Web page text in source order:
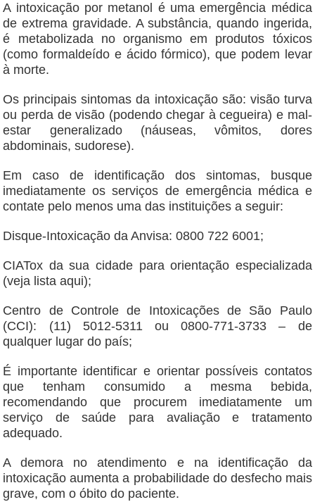
A intoxicação por metanol é uma emergência médica
de extrema gravidade. A substância, quando ingerida,
é metabolizada no organismo em produtos tóxicos
(como formaldeído e ácido fórmico), que podem levar
à morte.
Os principais sintomas da intoxicação são: visão turva
ou perda de visão (podendo chegar à cegueira) e mal-
estar generalizado (náuseas, vômitos, dores
abdominais, sudorese).
Em caso de identificação dos sintomas, busque
imediatamente os serviços de emergência médica e
contate pelo menos uma das instituições a seguir:
Disque-Intoxicação da Anvisa: 0800 722 6001;
CIATox da sua cidade para orientação especializada
(veja lista aqui);
Centro de Controle de Intoxicações de São Paulo
(CCI): (11) 5012-5311 ou 0800-771-3733 – de
qualquer lugar do país;
É importante identificar e orientar possíveis contatos
que tenham consumido a mesma bebida,
recomendando que procurem imediatamente um
serviço de saúde para avaliação e tratamento
adequado.
A demora no atendimento e na identificação da
intoxicação aumenta a probabilidade do desfecho mais
grave, com o óbito do paciente.